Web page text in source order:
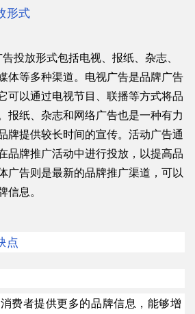
形式
投放形式包括电视、报纸、杂志、
体等多种渠道。电视广告是品牌广告
可以通过电视节目、联播等方式将品
报纸、杂志和网络广告也是一种有力
牌提供较长时间的宣传。活动广告通
品牌推广活动中进行投放，以提高品
广告则是最新的品牌推广渠道，可以
信息。
点
者提供更多的品牌信息，能够增